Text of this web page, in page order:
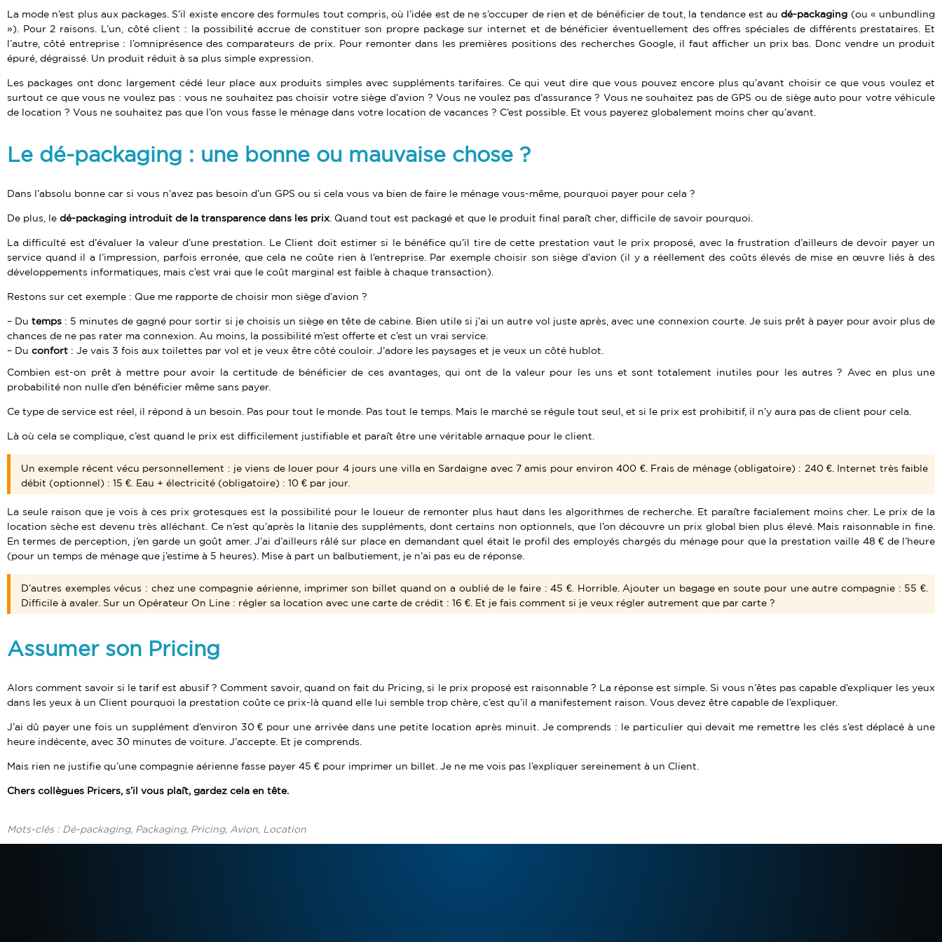
La mode n’est plus aux packages. S’il existe encore des formules tout compris, où l’idée est de ne s’occuper de rien et de bénéficier de tout, la tendance est audé-packaging (ou « unbundling
»). Pour 2 raisons. L’un, côté client : la possibilité accrue de constituer son propre package sur internet et de bénéficier éventuellement des offres spéciales de différents prestataires. Et
l’autre, côté entreprise : l’omniprésence des comparateurs de prix. Pour remonter dans les premières positions des recherches Google, il faut afficher un prix bas. Donc vendre un produit
épuré, dégraissé. Un produit réduit à sa plus simple expression.
Les packages ont donc largement cédé leur place aux produits simples avec suppléments tarifaires. Ce qui veut dire que vous pouvez encore plus qu’avant choisir ce que vous voulez et
surtout ce que vous ne voulez pas : vous ne souhaitez pas choisir votre siège d’avion ? Vous ne voulez pas d’assurance ? Vous ne souhaitez pas de GPS ou de siège auto pour votre véhicule
de location ? Vous ne souhaitez pas que l’on vous fasse le ménage dans votre location de vacances ? C’est possible. Et vous payerez globalement moins cher qu’avant.
Le dé-packaging : une bonne ou mauvaise chose ?
Dans l’absolu bonne car si vous n’avez pas besoin d’un GPS ou si cela vous va bien de faire le ménage vous-même, pourquoi payer pour cela ?
De plus, le dé-packaging introduit de la transparence dans les prix . Quand tout est packagé et que le produit final paraît cher, difficile de savoir pourquoi.
La difficulté est d’évaluer la valeur d’une prestation. Le Client doit estimer si le bénéfice qu’il tire de cette prestation vaut le prix proposé, avec la frustration d’ailleurs de devoir payer un
service quand il a l’impression, parfois erronée, que cela ne coûte rien à l’entreprise. Par exemple choisir son siège d’avion (il y a réellement des coûts élevés de mise en œuvre liés à des
développements informatiques, mais c’est vrai que le coût marginal est faible à chaque transaction).
Restons sur cet exemple : Que me rapporte de choisir mon siège d’avion ?
Dutemps : 5 minutes de gagné pour sortir si je choisis un siège en tête de cabine. Bien utile si j’ai un autre vol juste après, avec une connexion courte. Je suis prêt à payer pour avoir plus de
chances de ne pas rater ma connexion. Au moins, la possibilité m’est offerte et c’est un vrai service.
Du confort : Je vais 3 fois aux toilettes par vol et je veux être côté couloir. J’adore les paysages et je veux un côté hublot.
Combien est-on prêt à mettre pour avoir la certitude de bénéficier de ces avantages, qui ont de la valeur pour les uns et sont totalement inutiles pour les autres ? Avec en plus une
probabilité non nulle d’en bénéficier même sans payer.
Ce type de service est réel, il répond à un besoin. Pas pour tout le monde. Pas tout le temps. Mais le marché se régule tout seul, et si le prix est prohibitif, il n’y aura pas de client pour cela.
Là où cela se complique, c’est quand le prix est difficilement justifiable et paraît être une véritable arnaque pour le client.
Un exemple récent vécu personnellement : je viens de louer pour 4 jours une villa en Sardaigne avec 7 amis pour environ 400 €. Frais de ménage (obligatoire) : 240 €. Internet très faible
débit (optionnel) : 15 €. Eau + électricité (obligatoire) : 10 € par jour.
La seule raison que je vois à ces prix grotesques est la possibilité pour le loueur de remonter plus haut dans les algorithmes de recherche. Et paraître facialement moins cher. Le prix de la
location sèche est devenu très alléchant. Ce n’est qu’après la litanie des suppléments, dont certains non optionnels, que l’on découvre un prix global bien plus élevé. Mais raisonnable in fine.
En termes de perception, j’en garde un goût amer. J’ai d’ailleurs râlé sur place en demandant quel était le profil des employés chargés du ménage pour que la prestation vaille 48 € de l’heure
(pour un temps de ménage que j’estime à 5 heures). Mise à part un balbutiement, je n’ai pas eu de réponse.
D’autres exemples vécus : chez une compagnie aérienne, imprimer son billet quand on a oublié de le faire : 45 €. Horrible. Ajouter un bagage en soute pour une autre compagnie : 55 €.
Difficile à avaler. Sur un Opérateur On Line : régler sa location avec une carte de crédit : 16 €. Et je fais comment si je veux régler autrement que par carte ?
Assumer son Pricing
Alors comment savoir si le tarif est abusif ? Comment savoir, quand on fait du Pricing, si le prix proposé est raisonnable ? La réponse est simple. Si vous n’êtes pas capable d’expliquer les yeux
dans les yeux à un Client pourquoi la prestation coûte ce prix-là quand elle lui semble trop chère, c’est qu’il a manifestement raison. Vous devez être capable de l’expliquer.
J’ai dû payer une fois un supplément d’environ 30 € pour une arrivée dans une petite location après minuit. Je comprends : le particulier qui devait me remettre les clés s’est déplacé à une
heure indécente, avec 30 minutes de voiture. J’accepte. Et je comprends.
Mais rien ne justifie qu’une compagnie aérienne fasse payer 45 € pour imprimer un billet. Je ne me vois pas l’expliquer sereinement à un Client.
Chers collègues Pricers, s’il vous plaît, gardez cela en tête.
Mots-clés : Dé-packaging, Packaging, Pricing, Avion, Location